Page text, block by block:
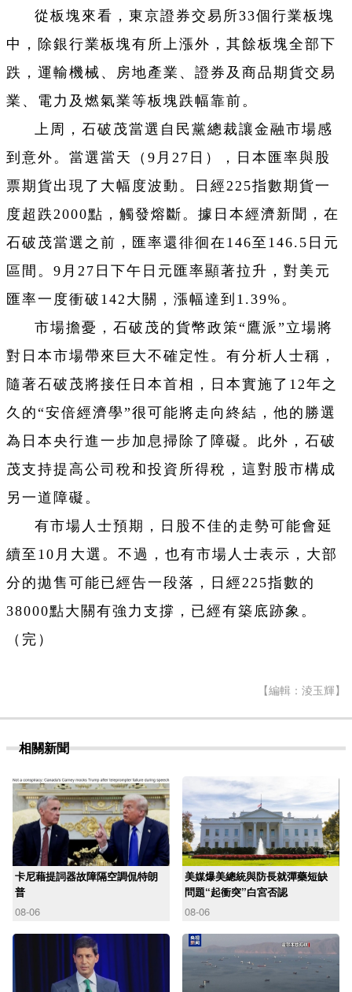
從板塊來看，東京證券交易所33個行業板塊
中，除銀行業板塊有所上漲外，其餘板塊全部下
跌，運輸機械、房地產業、證券及商品期貨交易
業、電力及燃氣業等板塊跌幅靠前。
上周，石破茂當選自民黨總裁讓金融市場感
到意外。當選當天（9月27日），日本匯率與股
票期貨出現了大幅度波動。日經225指數期貨一
度超跌2000點，觸發熔斷。據日本經濟新聞，在
石破茂當選之前，匯率還徘徊在146至146.5日元
區間。9月27日下午日元匯率顯著拉升，對美元
匯率一度衝破142大關，漲幅達到1.39%。
市場擔憂，石破茂的貨幣政策“鷹派”立場將
對日本市場帶來巨大不確定性。有分析人士稱，
隨著石破茂將接任日本首相，日本實施了12年之
久的“安倍經濟學”很可能將走向終結，他的勝選
為日本央行進一步加息掃除了障礙。此外，石破
茂支持提高公司稅和投資所得稅，這對股市構成
另一道障礙。
有市場人士預期，日股不佳的走勢可能會延
續至10月大選。不過，也有市場人士表示，大部
分的拋售可能已經告一段落，日經225指數的
38000點大關有強力支撐，已經有築底跡象。
（完）
【編輯：淩玉輝】
相關新聞
卡尼藉提詞器故障隔空調侃特朗
普
08-06
美媒爆美總統與防長就彈藥短缺
問題“起衝突”白宮否認
08-06